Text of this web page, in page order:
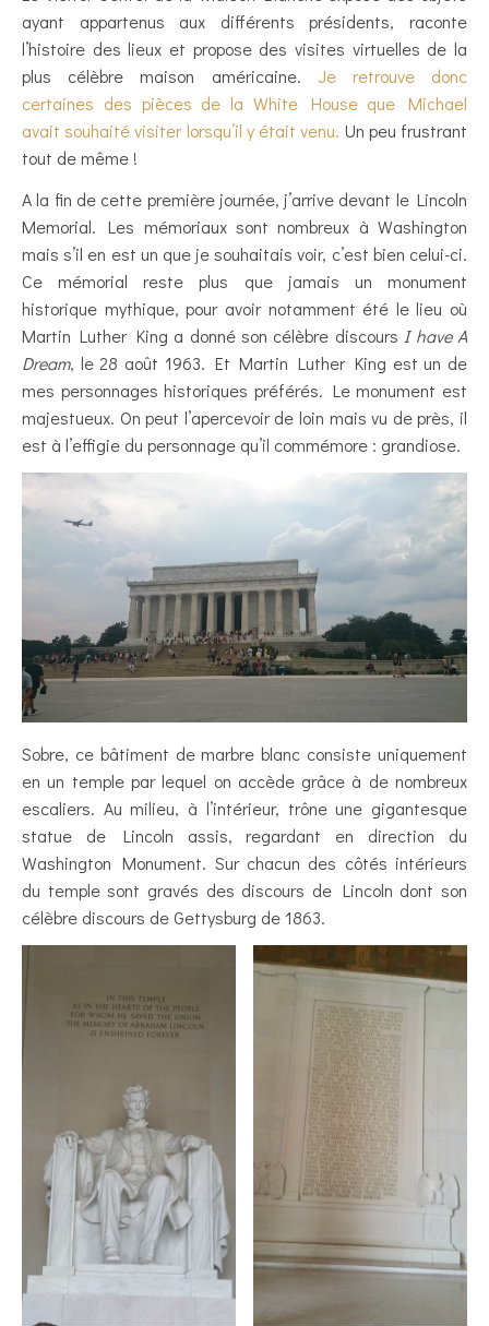
ayant appartenus aux différents présidents, raconte
l’histoire des lieux et propose des visites virtuelles de la
plus célèbre maison américaine. Je retrouve donc
certaines des pièces de la White House que Michael
avait souhaité visiter lorsqu’il y était venu. Un peu frustrant
tout de même !
A la fin de cette première journée, j’arrive devant le Lincoln
Memorial. Les mémoriaux sont nombreux à Washington
mais s’il en est un que je souhaitais voir, c’est bien celui-ci.
Ce mémorial reste plus que jamais un monument
historique mythique, pour avoir notamment été le lieu où
Martin Luther King a donné son célèbre discours I have A
Dream, le 28 août 1963. Et Martin Luther King est un de
mes personnages historiques préférés. Le monument est
majestueux. On peut l’apercevoir de loin mais vu de près, il
est à l’effigie du personnage qu’il commémore : grandiose.
Sobre, ce bâtiment de marbre blanc consiste uniquement
en un temple par lequel on accède grâce à de nombreux
escaliers. Au milieu, à l’intérieur, trône une gigantesque
statue de Lincoln assis, regardant en direction du
Washington Monument. Sur chacun des côtés intérieurs
du temple sont gravés des discours de Lincoln dont son
célèbre discours de Gettysburg de 1863.